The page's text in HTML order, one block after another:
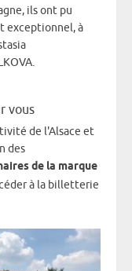
ils ont pu
exceptionnel, à
vous
de l'Alsace et
des
de la marque
à la billetterie